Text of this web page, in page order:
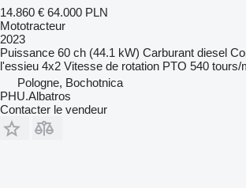
14.860 € 64.000 PLN
Mototracteur
2023
Puissance 60 ch (44.1 kW) Carburant diesel
l'essieu 4x2 Vitesse de rotation PTO 540 tours/
Pologne, Bochotnica
PHU.Albatros
Contacter le vendeur